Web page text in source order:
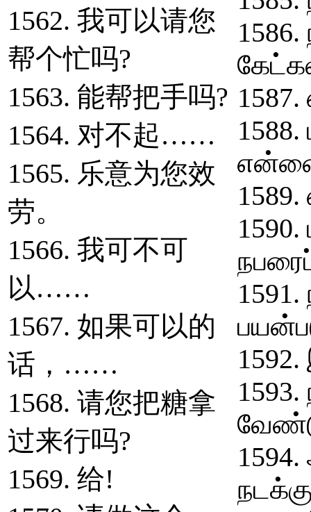
1562. 我可以请您
帮个忙吗?
1563. 能帮把手吗?
1564. 对不起……
1565. 乐意为您效
劳。
1566. 我可不可
以……
1567. 如果可以的
话，……
1568. 请您把糖拿
过来行吗?
1569. 给!
என்னை